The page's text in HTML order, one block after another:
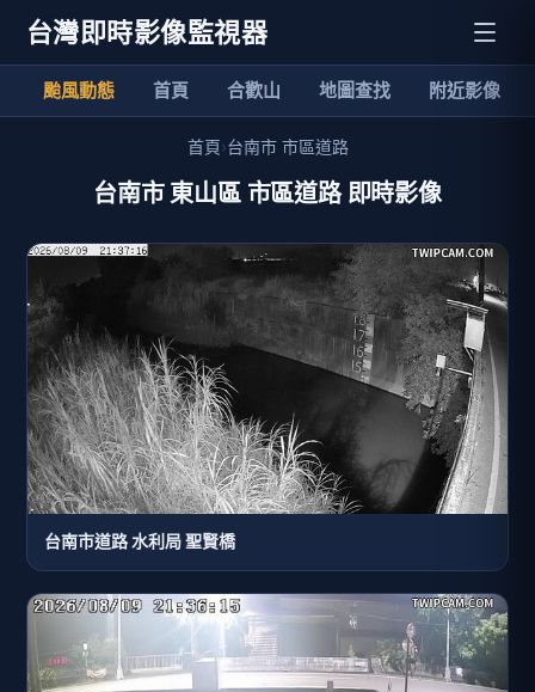
台灣即時影像監視器
颱風動態 首頁 合歡山 地圖查找 附近影像
首頁›台南市 市區道路
台南市 東山區 市區道路 即時影像
台南市道路 水利局 聖賢橋